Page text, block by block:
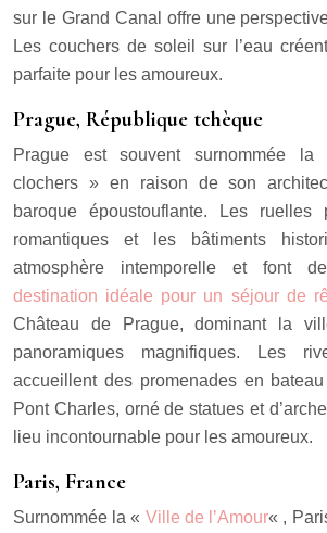
sur le Grand Canal offre une
Les couchers de soleil sur l’eau
parfaite pour les amoureux.
Prague, République tchèque
Prague est souvent surnommée
clochers » en raison de son
baroque époustouflante. Les ruelles
romantiques et les bâtiments
atmosphère intemporelle et font
destination idéale pour un séjour de
Château de Prague, dominant la
panoramiques magnifiques. Les
accueillent des promenades en
Pont Charles, orné de statues et
lieu incontournable pour les amoureux.
Paris, France
Surnommée la « Ville de l’Amour« ,